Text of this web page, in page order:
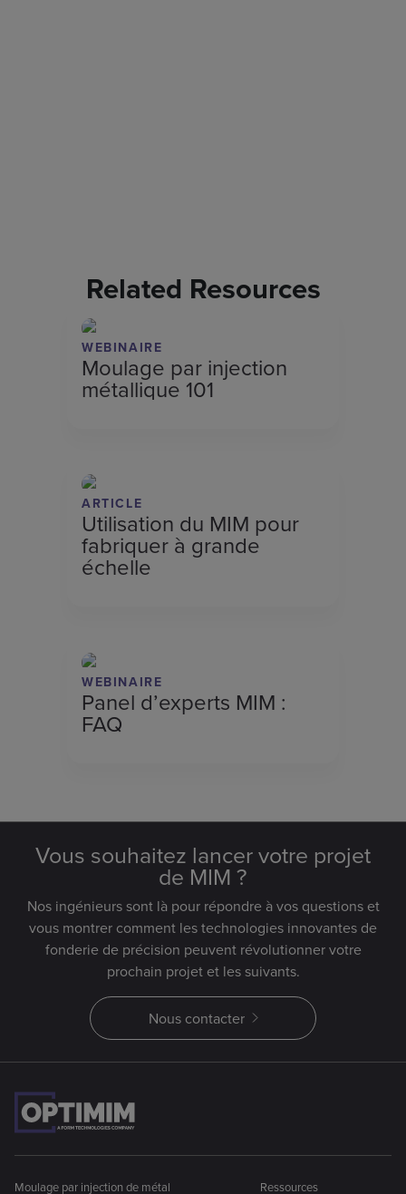
Related Resources
WEBINAIRE
Moulage par injection
métallique 101
ARTICLE
Utilisation du MIM pour
fabriquer à grande
échelle
WEBINAIRE
Panel d’experts MIM :
FAQ
Vous souhaitez lancer votre projet
de MIM ?
Nos ingénieurs sont là pour répondre à vos questions et
vous montrer comment les technologies innovantes de
fonderie de précision peuvent révolutionner votre
prochain projet et les suivants.
Nous contacter
Moulage par injection de métal Ressources